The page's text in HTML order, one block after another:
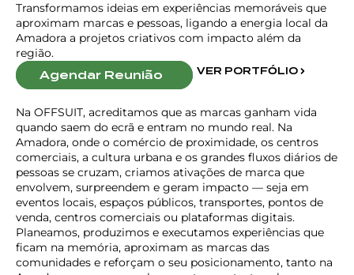
Transformamos ideias em experiências memoráveis que
aproximam marcas e pessoas, ligando a energia local da
Amadora a projetos criativos com impacto além da
região.
Agendar Reunião VER PORTFÓLIO
Na OFFSUIT, acreditamos que as marcas ganham vida
quando saem do ecrã e entram no mundo real. Na
Amadora, onde o comércio de proximidade, os centros
comerciais, a cultura urbana e os grandes fluxos diários de
pessoas se cruzam, criamos ativações de marca que
envolvem, surpreendem e geram impacto — seja em
eventos locais, espaços públicos, transportes, pontos de
venda, centros comerciais ou plataformas digitais.
Planeamos, produzimos e executamos experiências que
ficam na memória, aproximam as marcas das
comunidades e reforçam o seu posicionamento, tanto na